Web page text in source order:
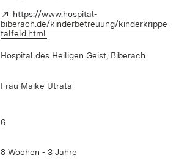
Extern:
https://www.hospital-
biberach.de/kinderbetreuung/kinderkrippe-
talfeld.html
Hospital des Heiligen Geist, Biberach
Frau Maike Utrata
6
8 Wochen - 3 Jahre